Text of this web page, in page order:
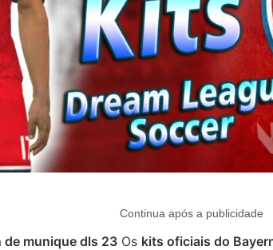
Continua após a publicidade
de munique dls 23 Os kits oficiais do